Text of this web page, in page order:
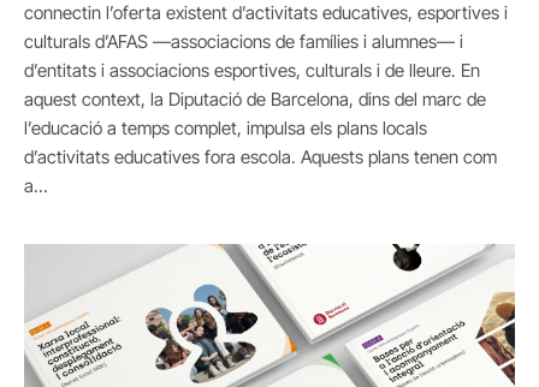
connectin l’oferta existent d’activitats educatives, esportives i
culturals d’AFAS —associacions de famílies i alumnes— i
d’entitats i associacions esportives, culturals i de lleure. En
aquest context, la Diputació de Barcelona, dins del marc de
l’educació a temps complet, impulsa els plans locals
d’activitats educatives fora escola. Aquests plans tenen com
a…